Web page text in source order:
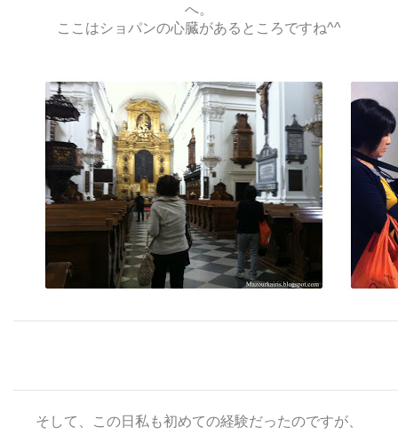
へ。
ここはショパンの心臓があるところですね^^
そして、この日私も初めての経験だったのですが、